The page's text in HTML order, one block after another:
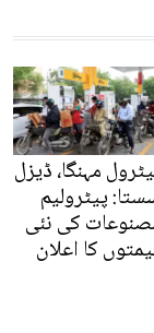
مہنگا، ڈیزل
پیٹرولیم
کی نئی
کا اعلان